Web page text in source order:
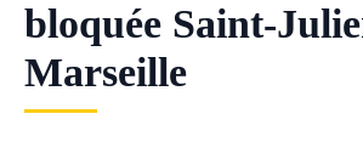
bloquée Saint-
Marseille